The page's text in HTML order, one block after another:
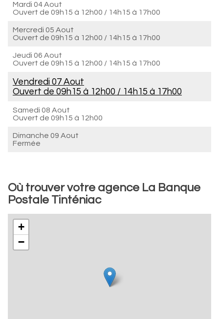
Mardi 04 Aout
Ouvert de 09h15 à 12h00 / 14h15 à 17h00
Mercredi 05 Aout
Ouvert de 09h15 à 12h00 / 14h15 à 17h00
Jeudi 06 Aout
Ouvert de 09h15 à 12h00 / 14h15 à 17h00
Vendredi 07 Aout
Ouvert de 09h15 à 12h00 / 14h15 à 17h00
Samedi 08 Aout
Ouvert de 09h15 à 12h00
Dimanche 09 Aout
Fermée
Où trouver votre agence La Banque
Postale Tinténiac
+
−